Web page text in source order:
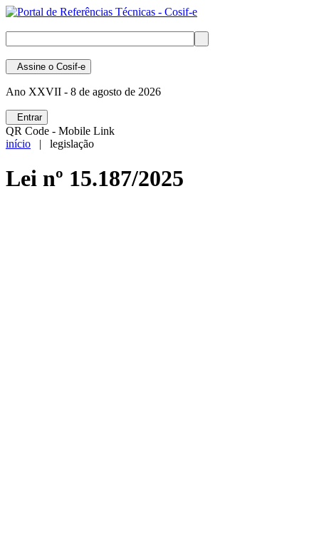
Assine o Cosif-e
Ano XXVII - 8 de agosto de 2026
Entrar
QR Code - Mobile Link
início | legislação
Lei nº 15.187/2025